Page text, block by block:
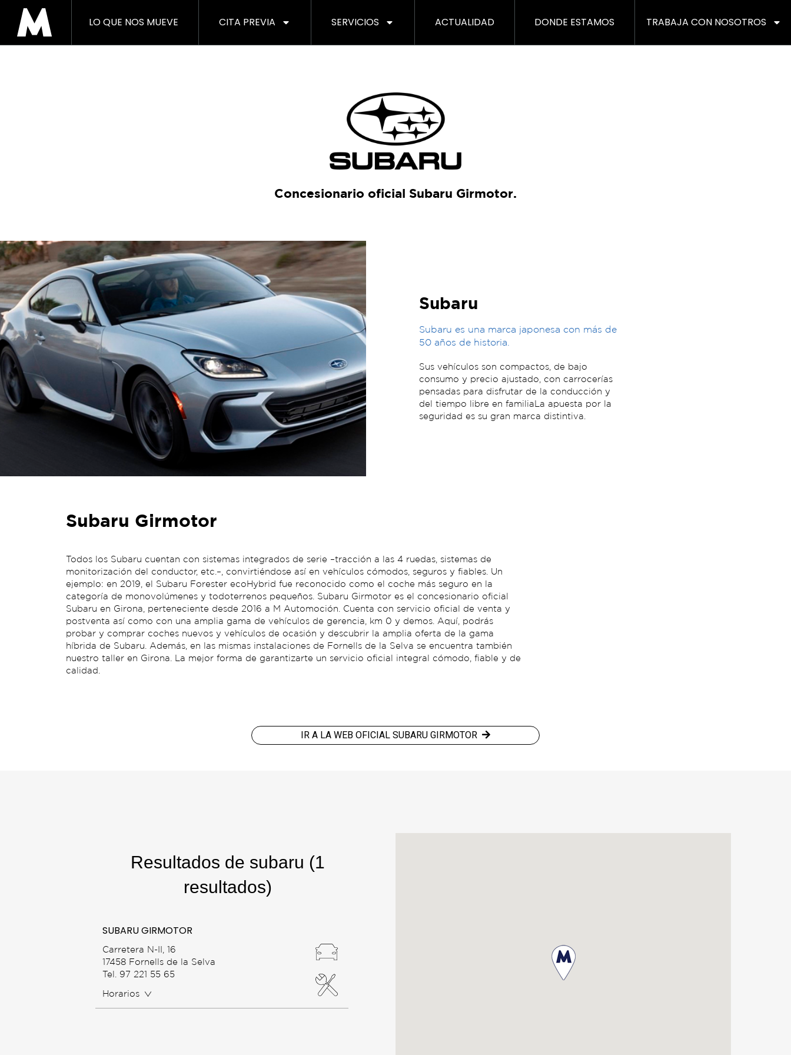
LO QUE NOS MUEVE CITA PREVIA SERVICIOS ACTUALIDAD DONDE ESTAMOS TRABAJA CON NOSOTROS
Concesionario oficial Subaru Girmotor.
Subaru
Subaru es una marca japonesa con más de
50 años de historia.
Sus vehículos son compactos, de bajo
consumo y precio ajustado, con carrocerías
pensadas para disfrutar de la conducción y
del tiempo libre en familiaLa apuesta por la
seguridad es su gran marca distintiva.
Subaru Girmotor
Todos los Subaru cuentan con sistemas integrados de serie –tracción a las 4 ruedas, sistemas de
monitorización del conductor, etc.–, convirtiéndose así en vehículos cómodos, seguros y fiables. Un
ejemplo: en 2019, el Subaru Forester ecoHybrid fue reconocido como el coche más seguro en la
categoría de monovolúmenes y todoterrenos pequeños. Subaru Girmotor es el concesionario oficial
Subaru en Girona, perteneciente desde 2016 a M Automoción. Cuenta con servicio oficial de venta y
postventa así como con una amplia gama de vehículos de gerencia, km 0 y demos. Aquí, podrás
probar y comprar coches nuevos y vehículos de ocasión y descubrir la amplia oferta de la gama
híbrida de Subaru. Además, en las mismas instalaciones de Fornells de la Selva se encuentra también
nuestro taller en Girona. La mejor forma de garantizarte un servicio oficial integral cómodo, fiable y de
calidad.
IR A LA WEB OFICIAL SUBARU GIRMOTOR
Resultados de subaru (1
resultados)
SUBARU GIRMOTOR
Carretera N-II, 16
17458 Fornells de la Selva
Tel. 97 221 55 65
Horarios